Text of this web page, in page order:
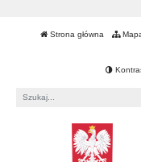
Strona główna